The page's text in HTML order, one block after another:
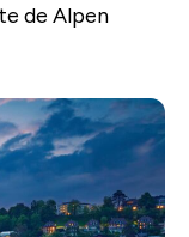
de Alpen